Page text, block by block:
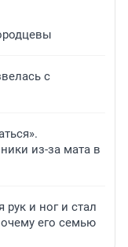
с
из-за мата в
и ног и стал
его семью